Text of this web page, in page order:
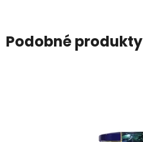
Podobné produkty